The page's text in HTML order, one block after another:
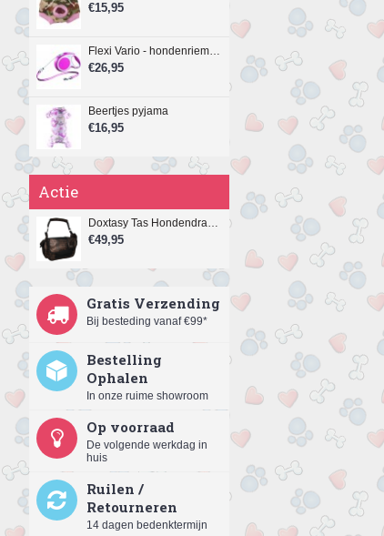
€15,95
Flexi Vario - hondenriem - koord - M - 8 meter - roze
€26,95
Beertjes pyjama
€16,95
Actie
Doxtasy Tas Hondendraagtas Copperdots
€49,95
Gratis Verzending
Bij besteding vanaf €99*
Bestelling
Ophalen
In onze ruime showroom
Op voorraad
De volgende werkdag in
huis
Ruilen /
Retourneren
14 dagen bedenktermijn